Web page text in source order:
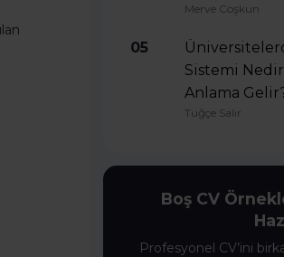
Merve Coşkun
05
Sistemi
Anlama
Tuğçe Salır
Boş CV
Profesyonel CV’ini